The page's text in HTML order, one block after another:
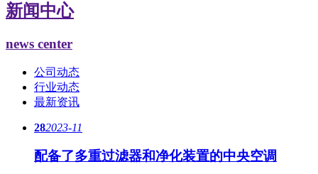
新闻中心
news center
公司动态
行业动态
最新资讯
282023-11
配备了多重过滤器和净化装置的中央空调